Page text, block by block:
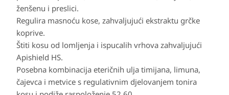
ženšenu i preslici.
Regulira masnoću kose, zahvaljujući ekstraktu grčke
koprive.
Štiti kosu od lomljenja i ispucalih vrhova zahvaljujući
Apishield HS.
Posebna kombinacija eteričnih ulja timijana, limuna,
čajevca i metvice s regulativnim djelovanjem tonira